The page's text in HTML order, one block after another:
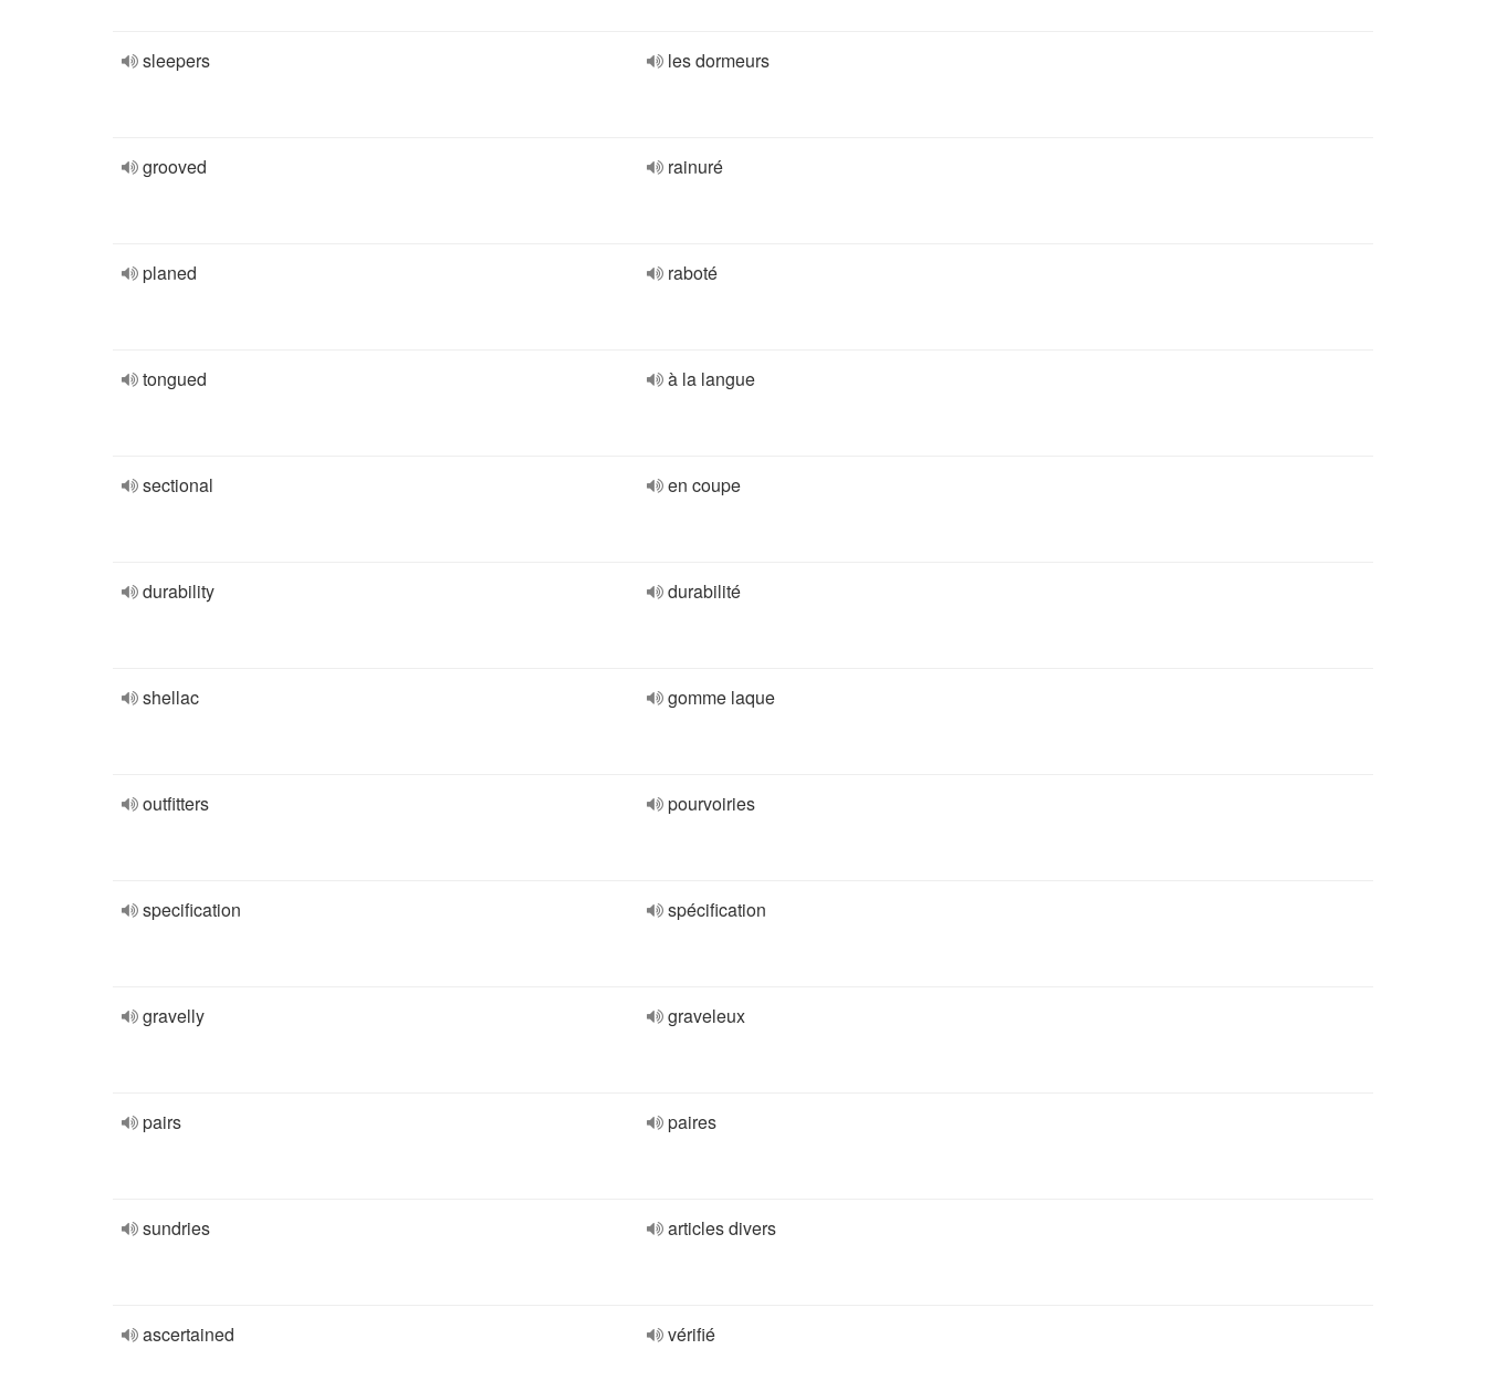
sleepers les dormeurs
grooved rainuré
planed raboté
tongued à la langue
sectional en coupe
durability durabilité
shellac gomme laque
outfitters pourvoiries
specification spécification
gravelly graveleux
pairs paires
sundries articles divers
ascertained vérifié